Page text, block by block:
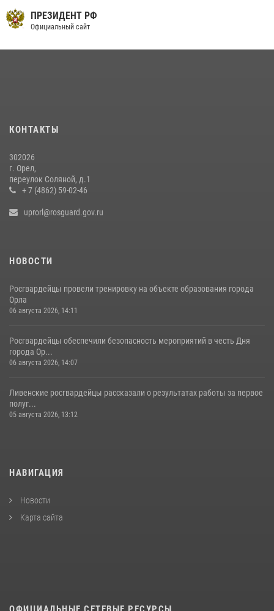
В Орле росгвардейцы за неделю проверили два детских лагеря
15 июля 2026, 14:49
ПРЕЗИДЕНТ РФ
Официальный сайт
КОНТАКТЫ
302026
г. Орел,
переулок Соляной, д.1
+ 7 (4862) 59-02-46
uprorl@rosguard.gov.ru
НОВОСТИ
Росгвардейцы провели тренировку на объекте образования города
Орла
06 августа 2026, 14:11
Росгвардейцы обеспечили безопасность мероприятий в честь Дня
города Ор...
06 августа 2026, 14:07
Ливенские росгвардейцы рассказали о результатах работы за первое
полуг...
05 августа 2026, 13:12
НАВИГАЦИЯ
Новости
Карта сайта